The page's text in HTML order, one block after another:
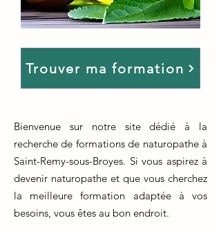
Trouver ma formation
Bienvenue sur notre site dédié à la
recherche de formations de naturopathe à
Saint-Remy-sous-Broyes. Si vous aspirez à
devenir naturopathe et que vous cherchez
la meilleure formation adaptée à vos
besoins, vous êtes au bon endroit.